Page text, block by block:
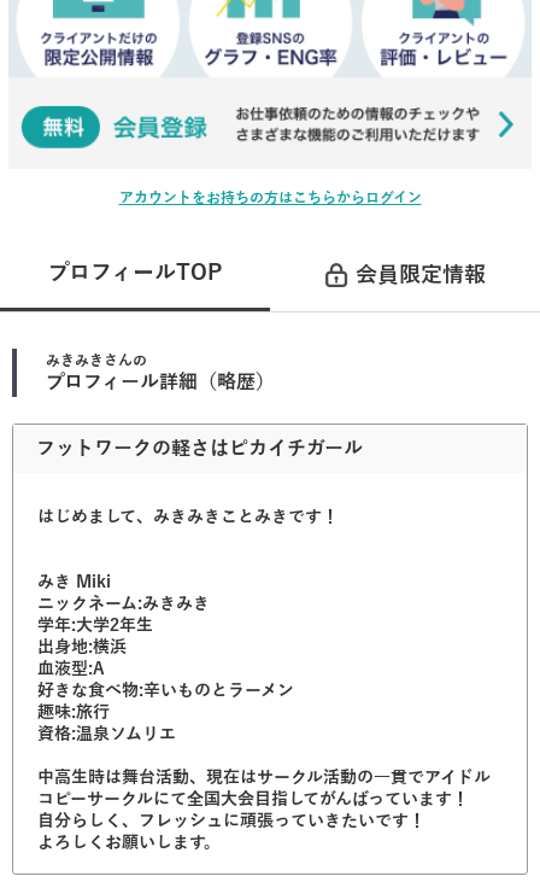
アカウントをお持ちの方はこちらからログイン
プロフィールTOP 会員限定情報
みきみき さんの
プロフィール詳細（略歴）
フットワークの軽さはピカイチガール
はじめまして、みきみきことみきです！
みき Miki
ニックネーム:みきみき
学年:大学2年生
出身地:横浜
血液型:A
好きな食べ物:辛いものとラーメン
趣味:旅行
資格:温泉ソムリエ
中高生時は舞台活動、現在はサークル活動の一貫でアイドル
コピーサークルにて全国大会目指してがんばっています！
自分らしく、フレッシュに頑張っていきたいです！
よろしくお願いします。